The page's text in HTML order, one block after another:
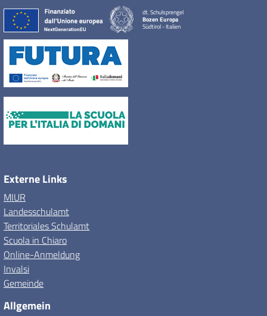
dt. Schulsprengel
Bozen Europa
Südtirol - Italien
Externe Links
MIUR
Landesschulamt
Territoriales Schulamt
Scuola in Chiaro
Online-Anmeldung
Invalsi
Gemeinde
Allgemein